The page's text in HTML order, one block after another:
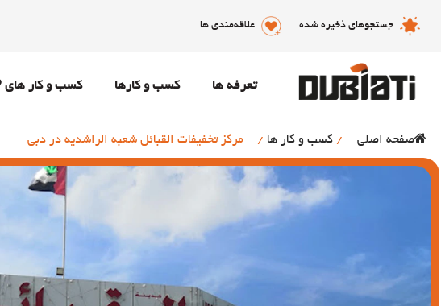
جستجوهای ذخیره شده علاقه‌مندی ها
تعرفه ها کسب و کارها کسب و کار های VIP
صفحه اصلی / کسب و کار ها / مرکز تخفیفات القبائل شعبه الراشدیه در دبی